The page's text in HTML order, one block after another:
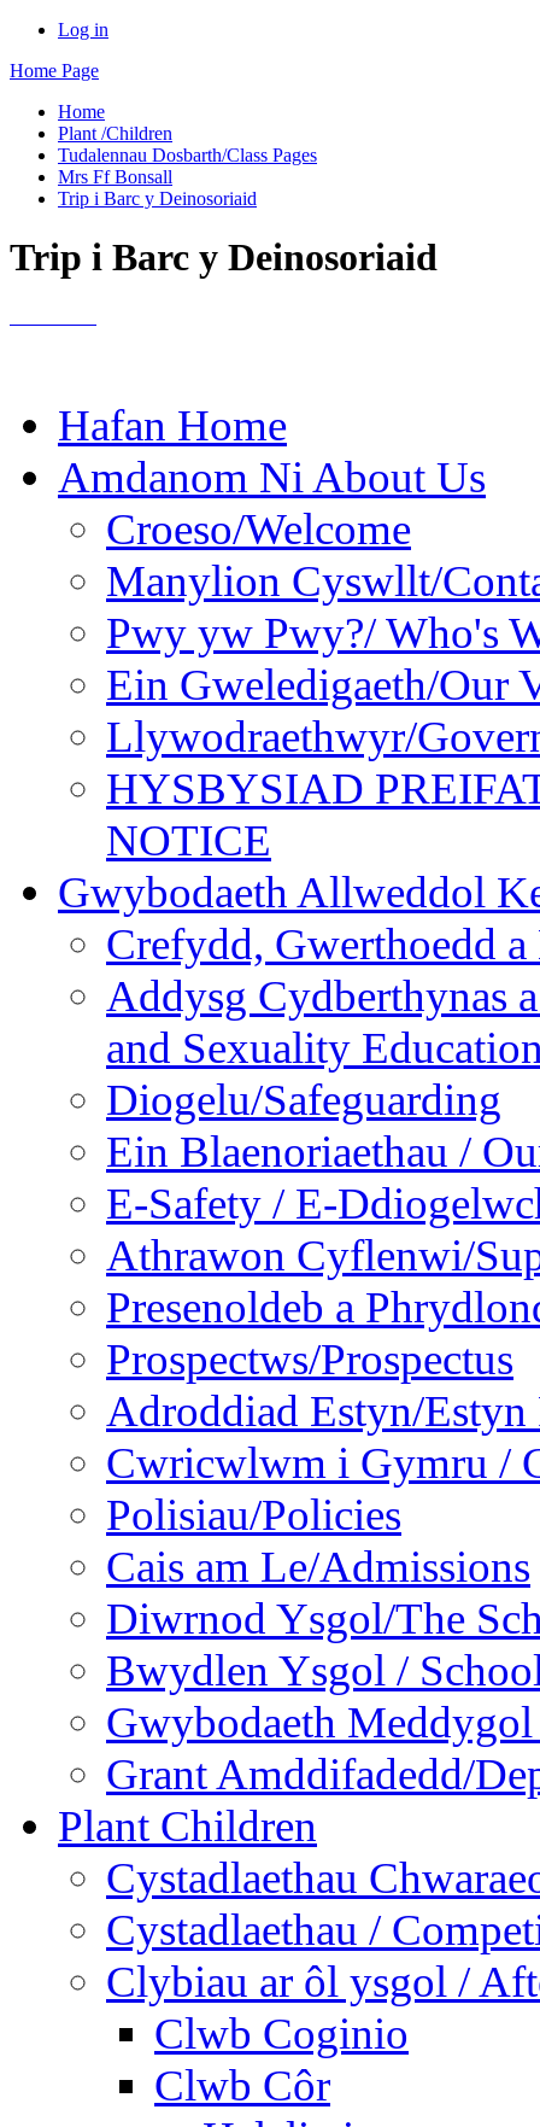
Log in
Home Page
Home
Plant /Children
Tudalennau Dosbarth/Class Pages
Mrs Ff Bonsall
Trip i Barc y Deinosoriaid
Trip i Barc y Deinosoriaid
Hafan Home
Amdanom Ni About Us
Croeso/Welcome
Manylion Cyswllt/
Pwy yw Pwy?/ Who's
Ein Gweledigaeth/Our
Llywodraethwyr/
HYSBYSIAD
NOTICE
Gwybodaeth Allweddol
Crefydd, Gwerthoedd
Addysg Cydberthynas
and Sexuality
Diogelu/Safeguarding
Ein Blaenoriaethau /
E-Safety / E-
Athrawon Cyflenwi/
Presenoldeb a
Prospectws/Prospectus
Adroddiad Estyn/Estyn
Cwricwlwm i Gymru /
Polisiau/Policies
Cais am Le/Admissions
Diwrnod Ysgol/The
Bwydlen Ysgol /
Gwybodaeth
Grant Amddifadedd/
Plant Children
Cystadlaethau
Cystadlaethau /
Clybiau ar ôl ysgol /
Clwb Coginio
Clwb Côr